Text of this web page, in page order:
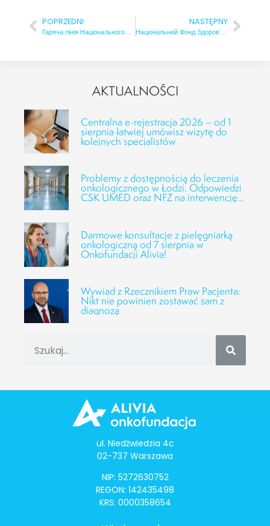
POPRZEDNI
Гаряча лінія Національного Фонду Здоров’я для онкологічних хворих з України / Infolinia NFZ dla pacjentów onkologicznych z Ukrainy
NASTĘPNY
Національний Фонд Здоров’я – важливих повідомлень / Ważne komunikaty NFZ
AKTUALNOŚCI
Centralna e-rejestracja 2026 – od 1
sierpnia łatwiej umówisz wizytę do
kolejnych specjalistów
Problemy z dostępnością do leczenia
onkologicznego w Łodzi. Odpowiedzi
CSK UMED oraz NFZ na interwencję
Darmowe konsultacje z pielęgniarką
onkologiczną od 7 sierpnia w
Onkofundacji Alivia!
Wywiad z Rzecznikiem Praw Pacjenta:
Nikt nie powinien zostawać sam z
diagnozą
ul. Niedźwiedzia 4c
02-737 Warszawa
NIP: 5272630752
REGON: 142435498
KRS: 0000358654